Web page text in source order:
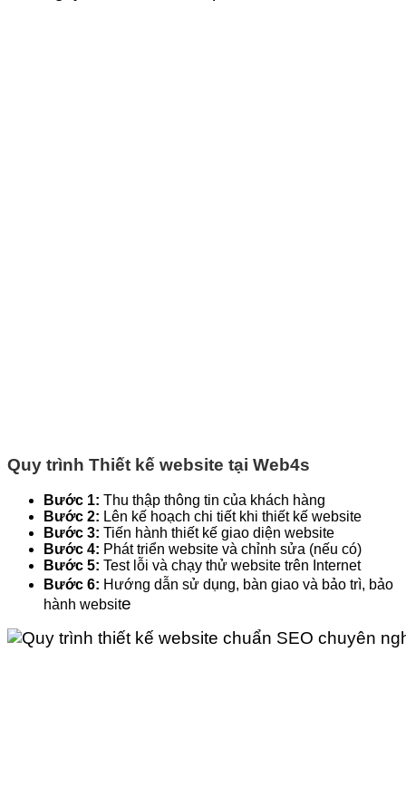
Quy trình Thiết kế website tại Web4s
Bước 1: Thu thập thông tin của khách hàng
Bước 2: Lên kế hoạch chi tiết khi thiết kế website
Bước 3: Tiến hành thiết kế giao diện website
Bước 4: Phát triển website và chỉnh sửa (nếu có)
Bước 5: Test lỗi và chạy thử website trên Internet
Bước 6: Hướng dẫn sử dụng, bàn giao và bảo trì, bảo
hành website